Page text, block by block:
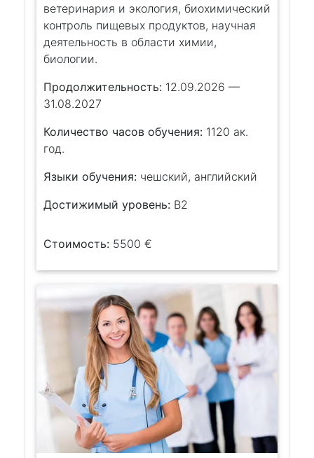
ветеринария и экология, биохимический
контроль пищевых продуктов, научная
деятельность в области химии,
биологии.
Продолжительность: 12.09.2026 —
31.08.2027
Количество часов обучения: 1120 ак.
год.
Языки обучения: чешский, английский
Достижимый уровень: B2
Стоимость: 5500 €